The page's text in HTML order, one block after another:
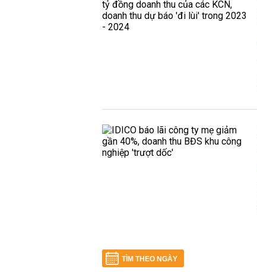
TÌM THEO NGÀY